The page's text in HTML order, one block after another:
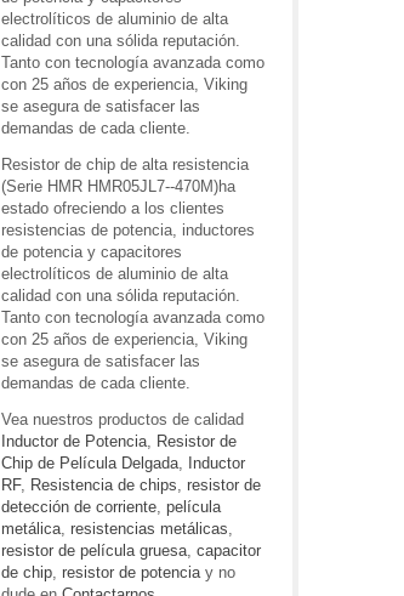
electrolíticos de aluminio de alta
calidad con una sólida reputación.
Tanto con tecnología avanzada como
con 25 años de experiencia, Viking
se asegura de satisfacer las
demandas de cada cliente.
Resistor de chip de alta resistencia
(Serie HMR HMR05JL7--470M)ha
estado ofreciendo a los clientes
resistencias de potencia, inductores
de potencia y capacitores
electrolíticos de aluminio de alta
calidad con una sólida reputación.
Tanto con tecnología avanzada como
con 25 años de experiencia, Viking
se asegura de satisfacer las
demandas de cada cliente.
Vea nuestros productos de calidad
Inductor de Potencia, Resistor de
Chip de Película Delgada,
Inductor
RF, Resistencia de chips, resistor de
detección de corriente, película
metálica, resistencias metálicas,
resistor de película gruesa, capacitor
de chip, resistor de potenciay no